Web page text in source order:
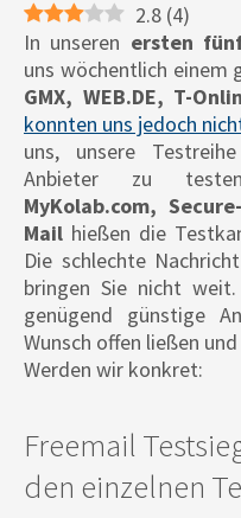
2.8 (4)
In unseren ersten
uns wöchentlich einem
GMX, WEB.DE, T-
konnten uns jedoch
uns, unsere
Anbieter zu
MyKolab.com,
Mail hießen die
Die schlechte
bringen Sie nicht
genügend günstige
Wunsch offen ließen
Werden wir konkret:
Freemail
den einzelnen